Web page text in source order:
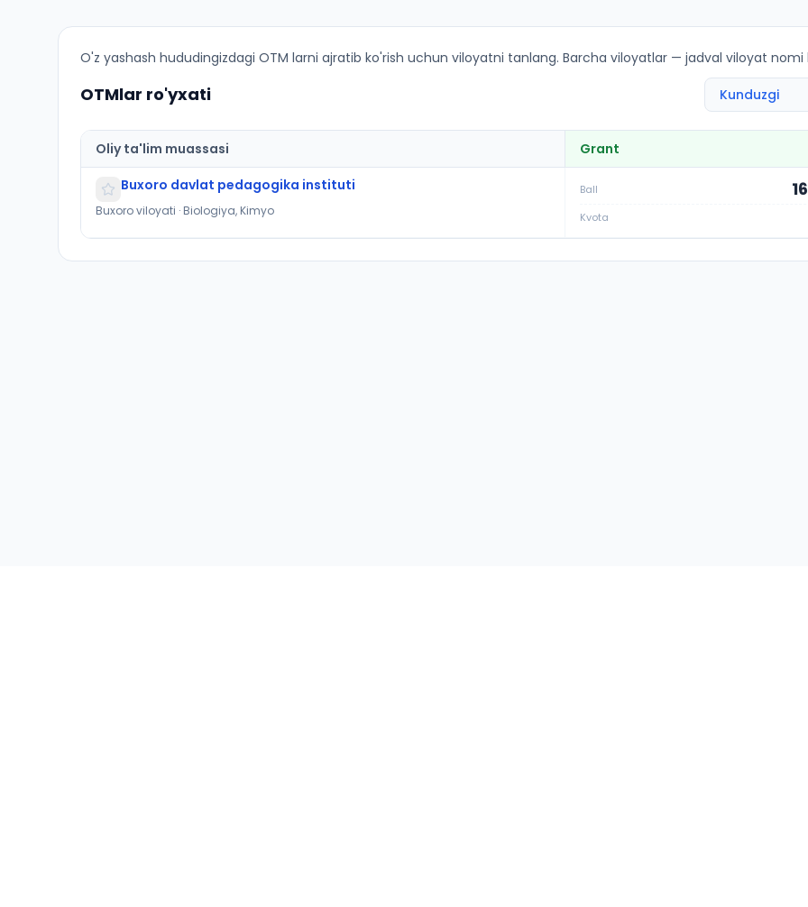
Biologiya (Romitan tumani): OTM lar bo'yicha kirish ballari va kvotalar
O'z yashash hududingizdagi OTM larni ajratib ko'rish uchun viloyatni tanlang. Barcha viloyatlar — jadval viloyat
OTMlar ro'yxati
Oliy ta'lim muassasi
Grant
Buxoro davlat pedagogika instituti
Buxoro viloyati · Biologiya, Kimyo
Ball
Kvota